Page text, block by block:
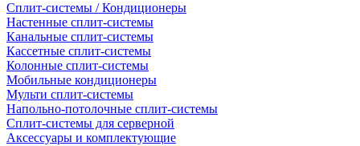
Сплит-системы / Кондиционеры
Настенные сплит-системы
Канальные сплит-системы
Кассетные сплит-системы
Колонные сплит-системы
Мобильные кондиционеры
Мульти сплит-системы
Напольно-потолочные сплит-системы
Сплит-системы для серверной
Аксессуары и комплектующие